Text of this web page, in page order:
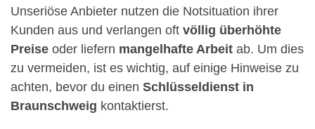
Unseriöse Anbieter nutzen die Notsituation ihrer
Kunden aus und verlangen oft völlig überhöhte
Preise oder liefern mangelhafte Arbeit ab. Um dies
zu vermeiden, ist es wichtig, auf einige Hinweise zu
achten, bevor du einen Schlüsseldienst in
Braunschweig kontaktierst.